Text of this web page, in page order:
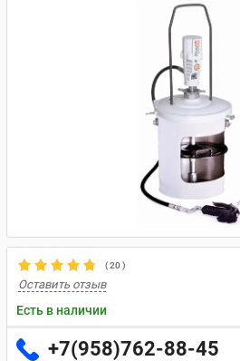
(20)
Оставить отзыв
Есть в наличии
+7(958)762-88-45